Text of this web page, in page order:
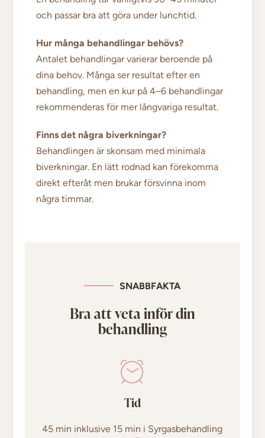
och passar bra att göra under lunchtid.
Hur många behandlingar behövs?
Antalet behandlingar varierar beroende på
dina behov. Många ser resultat efter en
behandling, men en kur på 4–6 behandlingar
rekommenderas för mer långvariga resultat.
Finns det några biverkningar?
Behandlingen är skonsam med minimala
biverkningar. En lätt rodnad kan förekomma
direkt efteråt men brukar försvinna inom
några timmar.
SNABBFAKTA
Bra att veta inför din
behandling
Tid
45 min inklusive 15 min i Syrgasbehandling